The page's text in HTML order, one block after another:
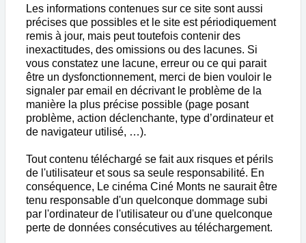
Les informations contenues sur ce site sont aussi
précises que possibles et le site est périodiquement
remis à jour, mais peut toutefois contenir des
inexactitudes, des omissions ou des lacunes. Si
vous constatez une lacune, erreur ou ce qui parait
être un dysfonctionnement, merci de bien vouloir le
signaler par email en décrivant le problème de la
manière la plus précise possible (page posant
problème, action déclenchante, type d’ordinateur et
de navigateur utilisé, …).
Tout contenu téléchargé se fait aux risques et périls
de l'utilisateur et sous sa seule responsabilité. En
conséquence, Le cinéma Ciné Monts ne saurait être
tenu responsable d'un quelconque dommage subi
par l'ordinateur de l'utilisateur ou d'une quelconque
perte de données consécutives au téléchargement.